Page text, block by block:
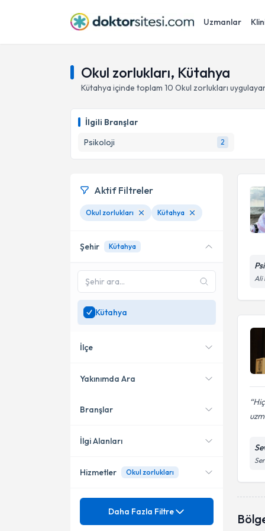
Uzmanlar
Okul zorlukları, Kütahya
Kütahya içinde toplam 10 Okul zorlukları
İlgili Branşlar
Psikoloji
2
Ali
Aktif Filtreler
Okul zorlukları Kütahya
Şehir Kütahya
Kütahya
İlçe
Merkez
Yakınımda Ara
Konumuma yakın uzmanları
Branşlar
Psikoloji
İlgi Alanları
Anksiyete (Kaygı) Bozuklukları
Hizmetler Okul zorlukları
Mezuniyet
Daha Fazla Filtre